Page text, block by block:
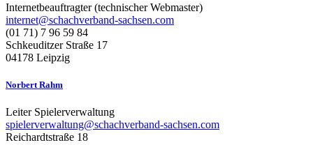
Internetbeauftragter (technischer Webmaster)
internet@schachverband-sachsen.com
(01 71) 7 96 59 84
Schkeuditzer Straße 17
04178 Leipzig
Norbert Rahm
Leiter Spielerverwaltung
spielerverwaltung@schachverband-sachsen.com
Reichardtstraße 18